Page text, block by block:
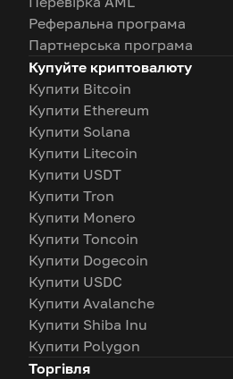
Реферальна програма
Партнерська програма
Купуйте криптовалюту
Купити Bitcoin
Купити Ethereum
Купити Solana
Купити Litecoin
Купити USDT
Купити Tron
Купити Monero
Купити Toncoin
Купити Dogecoin
Купити USDC
Купити Avalanche
Купити Shiba Inu
Купити Polygon
Торгівля